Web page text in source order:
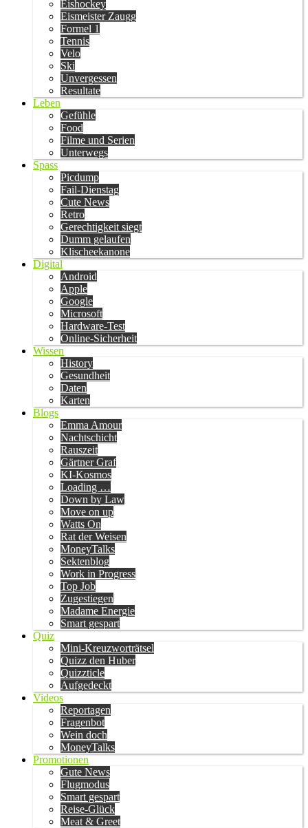
Eishockey
Eismeister Zaugg
Formel 1
Tennis
Velo
Ski
Unvergessen
Resultate
Leben
Gefühle
Food
Filme und Serien
Unterwegs
Spass
Picdump
Fail-Dienstag
Cute News
Retro
Gerechtigkeit siegt
Dumm gelaufen
Klischeekanone
Digital
Android
Apple
Google
Microsoft
Hardware-Test
Online-Sicherheit
Wissen
History
Gesundheit
Daten
Karten
Blogs
Emma Amour
Nachtschicht
Rauszeit
Gärtner Graf
KI-Kosmos
Loading …
Down by Law
Move on up
Watts On
Rat der Weisen
MoneyTalks
Sektenblog
Work in Progress
Top Job
Zugestiegen
Madame Energie
Smart gespart
Quiz
Mini-Kreuzworträtsel
Quizz den Huber
Quizzticle
Aufgedeckt
Videos
Reportagen
Fragenbot
Wein doch
MoneyTalks
Promotionen
Gute News
Flugmodus
Smart gespart
Reise-Glück
Meat & Greet